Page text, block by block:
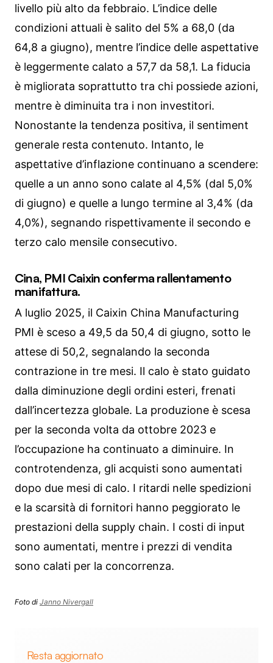
livello più alto da febbraio. L’indice delle
condizioni attuali è salito del 5% a 68,0 (da
64,8 a giugno), mentre l’indice delle aspettative
è leggermente calato a 57,7 da 58,1. La fiducia
è migliorata soprattutto tra chi possiede azioni,
mentre è diminuita tra i non investitori.
Nonostante la tendenza positiva, il sentiment
generale resta contenuto. Intanto, le
aspettative d’inflazione continuano a scendere:
quelle a un anno sono calate al 4,5% (dal 5,0%
di giugno) e quelle a lungo termine al 3,4% (da
4,0%), segnando rispettivamente il secondo e
terzo calo mensile consecutivo.
Cina, PMI Caixin conferma rallentamento
manifattura.
A luglio 2025, il Caixin China Manufacturing
PMI è sceso a 49,5 da 50,4 di giugno, sotto le
attese di 50,2, segnalando la seconda
contrazione in tre mesi. Il calo è stato guidato
dalla diminuzione degli ordini esteri, frenati
dall’incertezza globale. La produzione è scesa
per la seconda volta da ottobre 2023 e
l’occupazione ha continuato a diminuire. In
controtendenza, gli acquisti sono aumentati
dopo due mesi di calo. I ritardi nelle spedizioni
e la scarsità di fornitori hanno peggiorato le
prestazioni della supply chain. I costi di input
sono aumentati, mentre i prezzi di vendita
sono calati per la concorrenza.
Foto di Janno Nivergall
Resta aggiornato